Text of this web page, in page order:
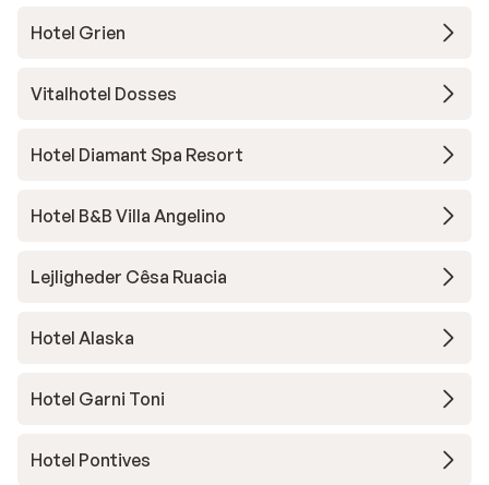
Hotel Grien
Vitalhotel Dosses
Hotel Diamant Spa Resort
Hotel B&B Villa Angelino
Lejligheder Cêsa Ruacia
Hotel Alaska
Hotel Garni Toni
Hotel Pontives